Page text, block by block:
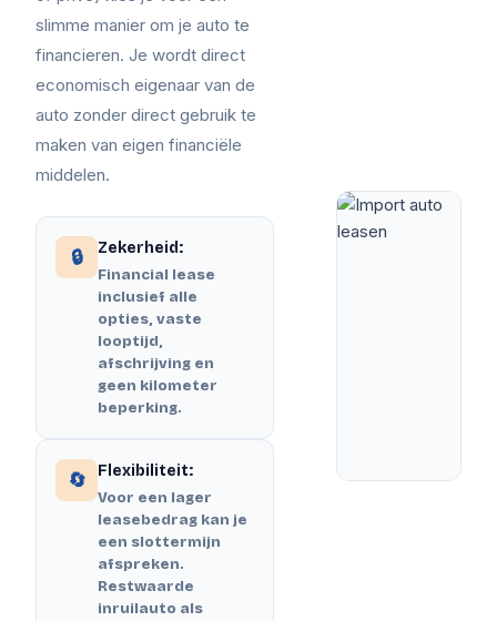
slimme manier om je auto te
financieren. Je wordt direct
economisch eigenaar van de
auto zonder direct gebruik te
maken van eigen financiële
middelen.
🔒 Zekerheid:
Financial lease
inclusief alle
opties, vaste
looptijd,
afschrijving en
geen kilometer
beperking.
🔄 Flexibiliteit:
Voor een lager
leasebedrag kan je
een slottermijn
afspreken.
Restwaarde
inruilauto als